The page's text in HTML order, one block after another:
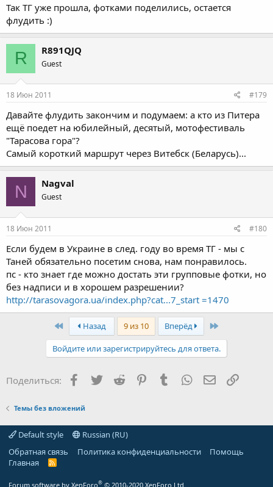
Так ТГ уже прошла, фотками поделились, остается
флудить :)
R R891QJQ
Guest
18 Июн 2011 #179
Давайте флудить закончим и подумаем: а кто из Питера
ещё поедет на юбилейный, десятый, мотофестиваль
"Тарасова гора"?
Самый короткий маршрут через Витебск (Беларусь)...
N Nagval
Guest
18 Июн 2011 #180
Если будем в Украине в след. году во время ТГ - мы с
Таней обязательно посетим снова, нам понравилось.
пс - кто знает где можно достать эти групповые фотки, но
без надписи и в хорошем разрешении?
http://tarasovagora.ua/index.php?cat...7_start =1470
First Назад 9 из 10 Вперёд Last
Войдите или зарегистрируйтесь для ответа.
Поделиться: Facebook
TwitterReddit PinterestTumblr WhatsApp Ссылка
Темы без вложений
Default style
Russian (RU)
Обратная связь
Политика конфиденциальности
Помощь
Главная
R
Forum software by XenForo® © 2010-2020 XenForo Ltd.